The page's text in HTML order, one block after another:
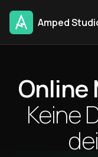
Amped
Online
Keine